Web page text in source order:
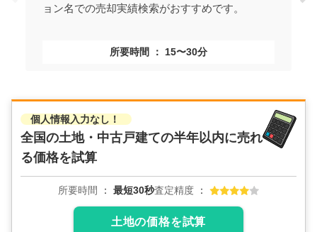
ョン名での売却実績検索がおすすめです。
所要時間 15〜30分
個人情報入力なし！
全国の土地・中古戸建ての半年以内に売れ
る価格を試算
所要時間 最短30秒査定精度
土地の価格を試算